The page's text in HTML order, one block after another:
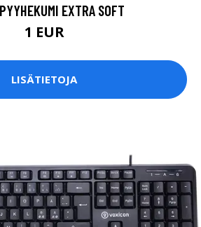
EXTRA SOFT
1 EUR
LISÄTIETOJA